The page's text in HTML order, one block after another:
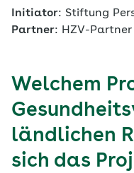
Initiator: Stiftung
Partner: HZV-Partner
Welchem
ländlichen
sich das